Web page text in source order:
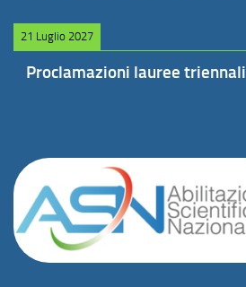
21 Luglio 2027
Proclamazioni lauree triennali